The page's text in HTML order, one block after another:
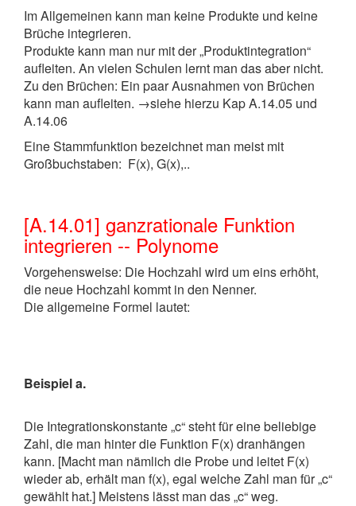
Im Allgemeinen kann man keine Produkte und keine
Brüche integrieren.
Produkte kann man nur mit der „Produktintegration“
aufleiten. An vielen Schulen lernt man das aber nicht.
Zu den Brüchen: Ein paar Ausnahmen von Brüchen
kann man aufleiten. →siehe hierzu Kap A.14.05 und
A.14.06
Eine Stammfunktion bezeichnet man meist mit
Großbuchstaben: F(x), G(x),..
[A.14.01] ganzrationale Funktion
integrieren -- Polynome
Vorgehensweise: Die Hochzahl wird um eins erhöht,
die neue Hochzahl kommt in den Nenner.
Die allgemeine Formel lautet:
Beispiel a.
Die Integrationskonstante „c“ steht für eine beliebige
Zahl, die man hinter die Funktion F(x) dranhängen
kann. [Macht man nämlich die Probe und leitet F(x)
wieder ab, erhält man f(x), egal welche Zahl man für „c“
gewählt hat.] Meistens lässt man das „c“ weg.